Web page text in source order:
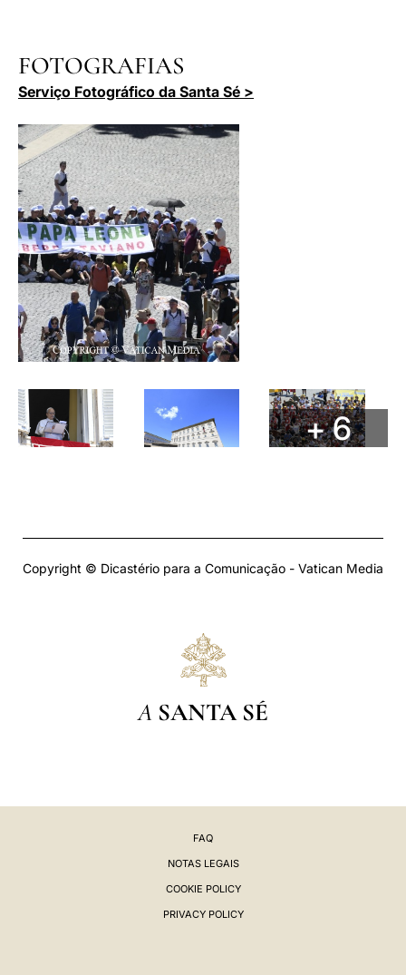
FOTOGRAFIAS
Serviço Fotográfico da Santa Sé >
+ 6
Copyright © Dicastério para a Comunicação - Vatican Media
A SANTA SÉ
FAQ
NOTAS LEGAIS
COOKIE POLICY
PRIVACY POLICY